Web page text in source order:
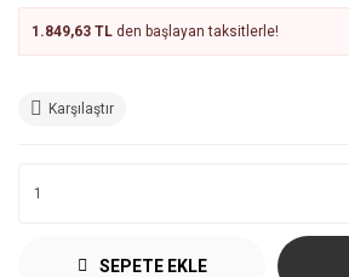
1.849,63 TL den başlayan taksitlerle!
Karşılaştır
SEPETE EKLE